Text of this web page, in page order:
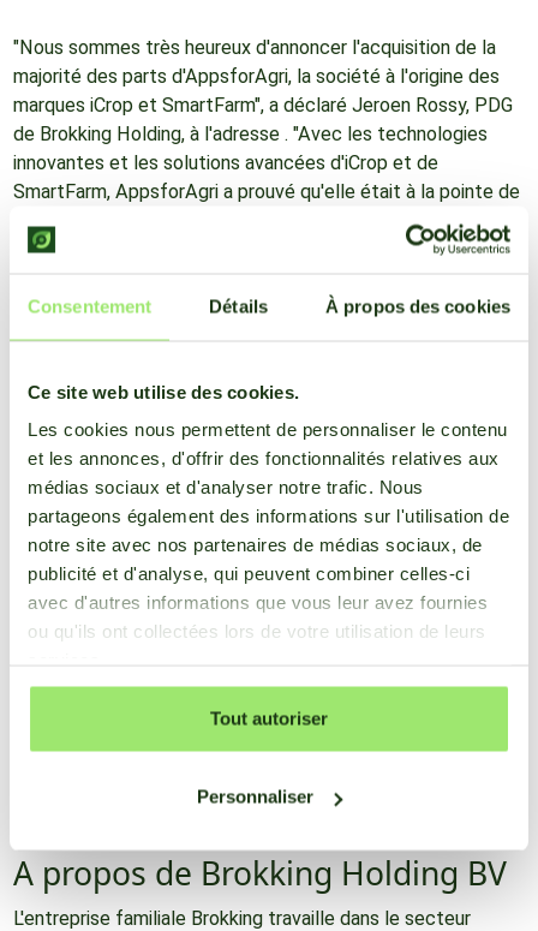
Consentement Détails À propos des cookies
Ce site web utilise des cookies.
Les cookies nous permettent de personnaliser le contenu
et les annonces, d'offrir des fonctionnalités relatives aux
médias sociaux et d'analyser notre trafic. Nous
partageons également des informations sur l'utilisation de
notre site avec nos partenaires de médias sociaux, de
publicité et d'analyse, qui peuvent combiner celles-ci
avec d'autres informations que vous leur avez fournies
ou qu'ils ont collectées lors de votre utilisation de leurs
Tout autoriser
Personnaliser
"Nous sommes très heureux d'annoncer l'acquisition de la
majorité des parts d'AppsforAgri, la société à l'origine des
marques iCrop et SmartFarm", a déclaré Jeroen Rossy, PDG
de Brokking Holding, à l'adresse . "Avec les technologies
innovantes et les solutions avancées d'iCrop et de
SmartFarm, AppsforAgri a prouvé qu'elle était à la pointe de
la transformation numérique dans le secteur de l'agriculture.
Nous nous engageons à travailler avec l'équipe talentueuse
succès."
donne l'occasion de réaliser nos ambitions et de porter les
marques iCrop et SmartFarm vers de nouveaux sommets.
Nous sommes convaincus que ce partenariat se traduira par
de nouvelles opportunités et de nouveaux avantages pour
toutes nos parties prenantes."
Avec l'acquisition d'une participation majoritaire dans
faveur du développement et de la durabilité du secteur
agricole. Ensemble, les deux entreprises continueront à
alimentaire et de rendre l'industrie agricole plus durable.
A propos de Brokking Holding BV
L'entreprise familiale Brokking travaille dans le secteur